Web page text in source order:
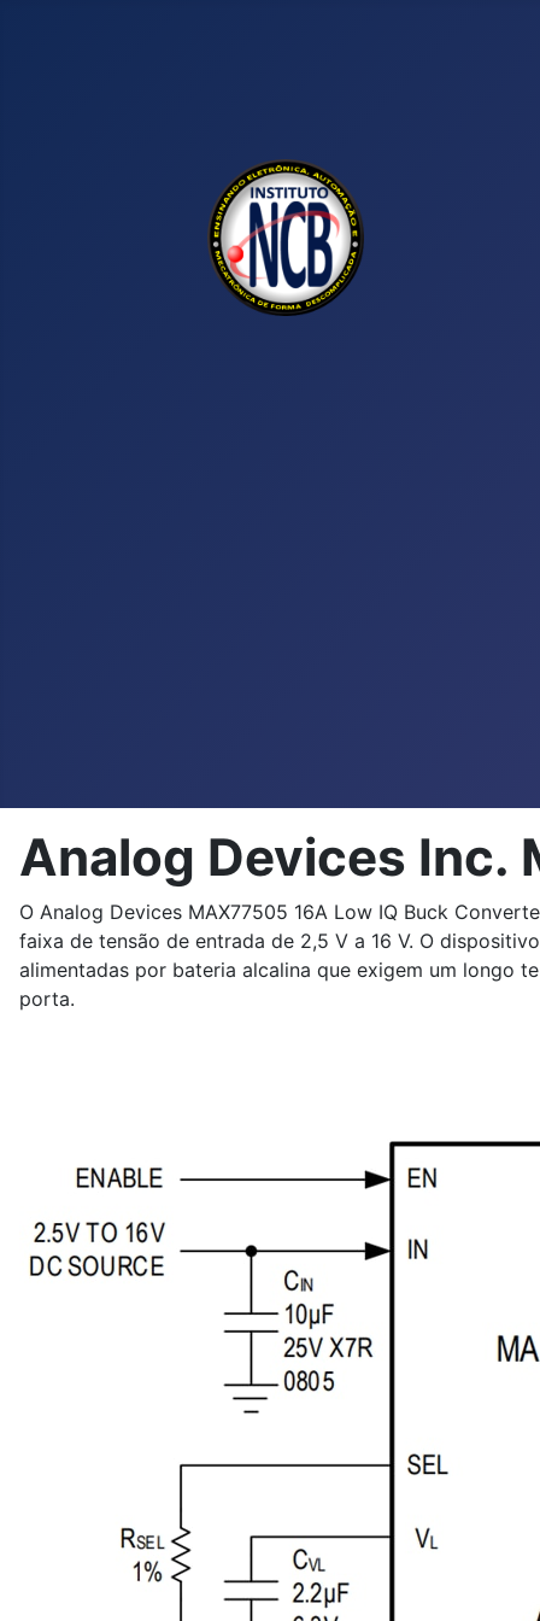
Analog Devices Inc.
O Analog Devices MAX77505 16A Low IQ Buck
faixa de tensão de entrada de 2,5 V a 16 V. O
alimentadas por bateria alcalina que exigem um longo
porta.